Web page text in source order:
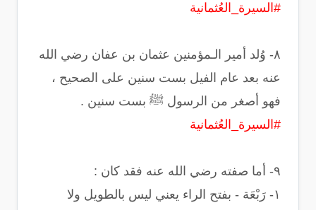
#السيرة_العُثمانية
‏٨- وُلد أمير الـمؤمنين عثمان بن عفان رضي الله
عنه بعد عام الفيل بست سنين على الصحيح ،
فهو أصغر من الرسول ﷺ بست سنين .
#السيرة_العُثمانية
‏١- رَبْعَة - بفتح الراء يعني ليس بالطويل ولا